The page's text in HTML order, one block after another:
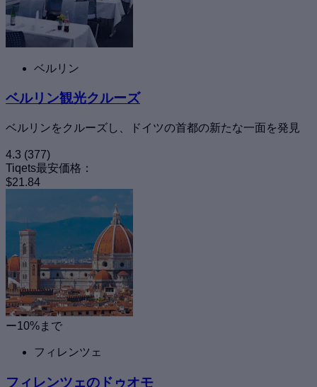
ベルリン
ベルリン観光クルーズ
ベルリンをクルーズし、ドイツの首都の新たな一面を発見
4.3 (377)
Tiqets最安価格：
$21.84
ー10%まで
フィレンツェ
フィレンツェのドゥオモ